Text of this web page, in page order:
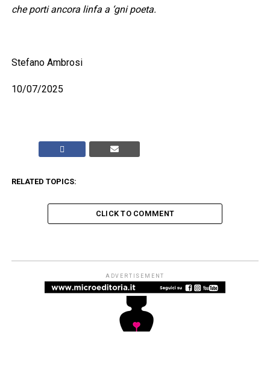
che porti ancora linfa a ‘gni poeta.
Stefano Ambrosi
10/07/2025
RELATED TOPICS:
CLICK TO COMMENT
ADVERTISEMENT